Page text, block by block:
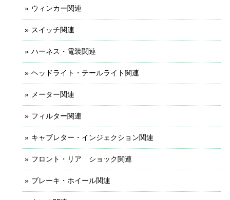
ウィンカー関連
スイッチ関連
ハーネス・電装関連
ヘッドライト・テールライト関連
メーター関連
フィルター関連
キャブレター・インジェクション関連
フロント・リア ショック関連
ブレーキ・ホイール関連